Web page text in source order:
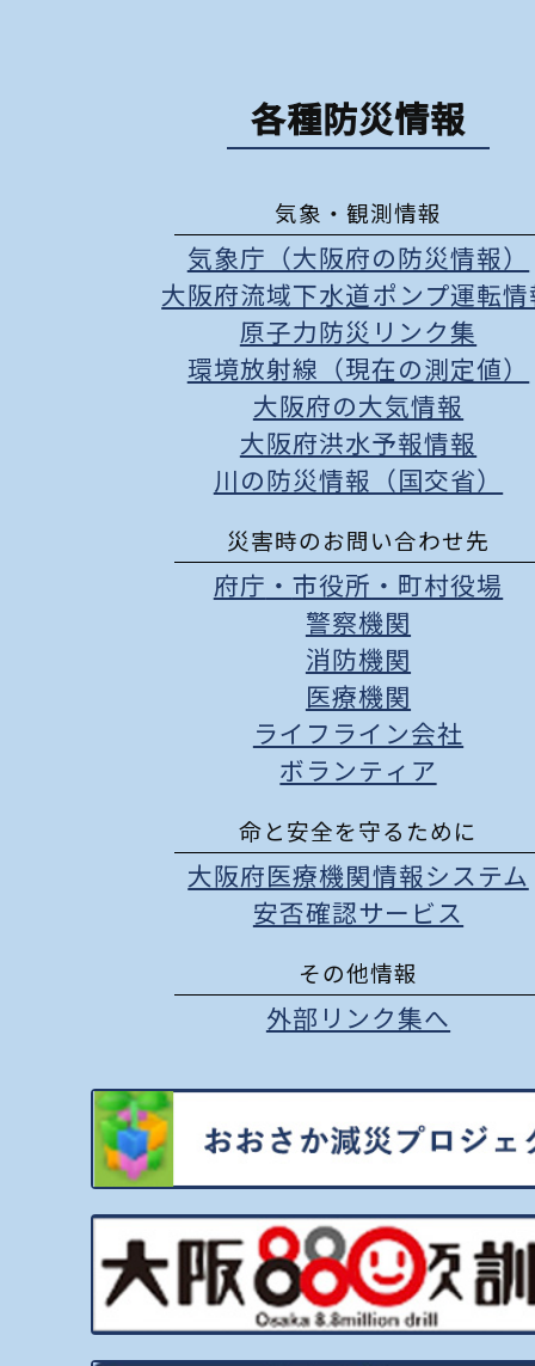
各種防災情報
気象・観測情報
気象庁（大阪府の防災情報）
大阪府流域下水道ポンプ運転情
原子力防災リンク集
環境放射線（現在の測定値）
大阪府の大気情報
大阪府洪水予報情報
川の防災情報（国交省）
災害時のお問い合わせ先
府庁 ・ 市役所 ・ 町村役場
警察機関
消防機関
医療機関
ライフライン会社
ボランティア
命と安全を守るために
大阪府医療機関情報システム
安否確認サービス
その他情報
外部リンク集へ